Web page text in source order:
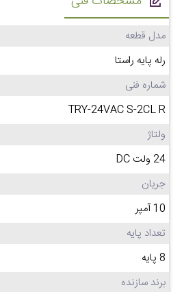
مدل قطعه
رله پایه راستا
شماره فنی
TRY-24VAC S-2CL R
ولتاژ
24 ولت DC
جریان
10 آمپر
تعداد پایه
8 پایه
برند سازنده